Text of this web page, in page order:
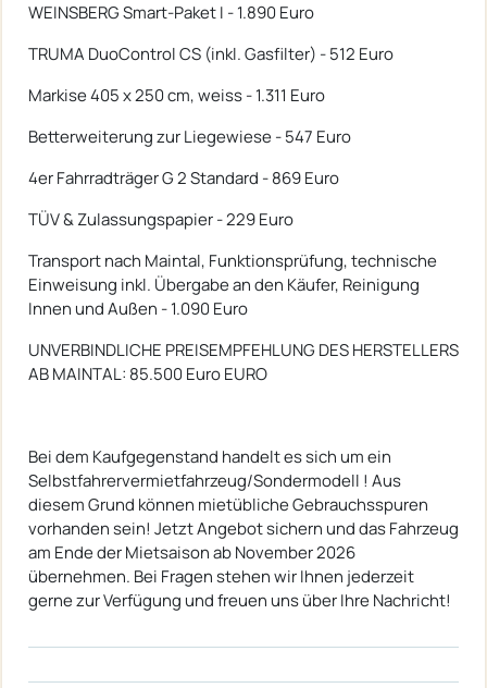
WEINSBERG Smart-Paket I - 1.890 Euro
TRUMA DuoControl CS (inkl. Gasfilter) - 512 Euro
Markise 405 x 250 cm, weiss - 1.311 Euro
Betterweiterung zur Liegewiese - 547 Euro
4er Fahrradträger G 2 Standard - 869 Euro
TÜV & Zulassungspapier - 229 Euro
Transport nach Maintal, Funktionsprüfung, technische
Einweisung inkl. Übergabe an den Käufer, Reinigung
Innen und Außen - 1.090 Euro
UNVERBINDLICHE PREISEMPFEHLUNG DES HERSTELLERS
AB MAINTAL: 85.500 Euro EURO
Bei dem Kaufgegenstand handelt es sich um ein
Selbstfahrervermietfahrzeug/Sondermodell ! Aus
diesem Grund können mietübliche Gebrauchsspuren
vorhanden sein! Jetzt Angebot sichern und das Fahrzeug
am Ende der Mietsaison ab November 2026
übernehmen. Bei Fragen stehen wir Ihnen jederzeit
gerne zur Verfügung und freuen uns über Ihre Nachricht!